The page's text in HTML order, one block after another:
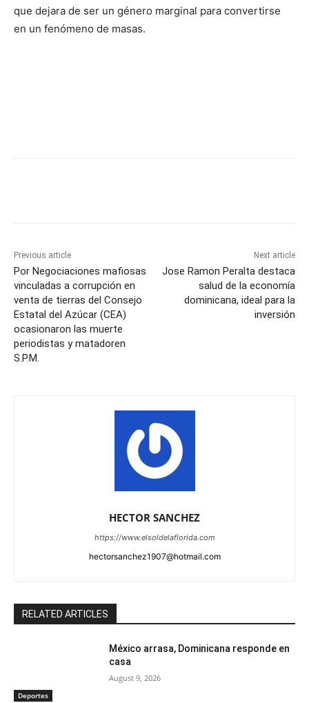
que dejara de ser un género marginal para convertirse
en un fenómeno de masas.
Previous article
Por Negociaciones mafiosas
vinculadas a corrupción en
venta de tierras del Consejo
Estatal del Azúcar (CEA)
ocasionaron las muerte
periodistas y matadoren
S.P.M.
Next article
Jose Ramon Peralta destaca
salud de la economía
dominicana, ideal para la
inversión
HECTOR SANCHEZ
https://www.elsoldelaflorida.com
hectorsanchez1907@hotmail.com
RELATED ARTICLES
Deportes
México arrasa, Dominicana responde en
casa
August 9, 2026